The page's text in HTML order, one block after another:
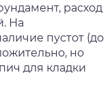
расход
На
пустот (до
но
для кладки